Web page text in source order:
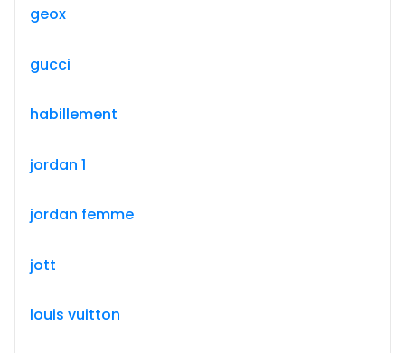
geox
gucci
habillement
jordan 1
jordan femme
jott
louis vuitton